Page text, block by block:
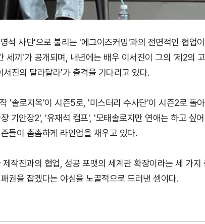
석 사단'으로 불리는 '에그이즈커밍'과의 전면적인 협업이
세끼'가 공개되며, 내년에는 배우 이서진이 그의 '제2의
서진의 달라달라'가 출격을 기다리고 있다.
'솔로지옥'이 시즌5로, '미스터리 수사단'이 시즌2로 돌
기안장2', '유재석 캠프', '모태솔로지만 연애는 하고 싶
들이 촘촘하게 라인업을 채우고 있다.
작진과의 협업, 성공 포맷의 세계관 확장이라는 세 가지
권을 잡겠다는 야심을 노골적으로 드러낸 셈이다.